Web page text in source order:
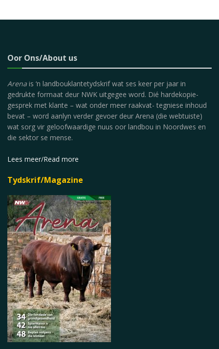
Oor Ons/About us
Arena is ‘n landbouklantetydskrif wat ses keer per jaar in
gedrukte formaat deur NWK uitgegee word. Dié hardekopie-
gesprek met klante – wat onder meer raakvat- tegniese inhoud
bevat – word aanlyn verder gevoer deur Arena (die webtuiste)
wat sorg vir geloofwaardige nuus oor landbou in Noordwes en
die sektor se mense.
Lees meer/Read more
Tydskrif/Magazine